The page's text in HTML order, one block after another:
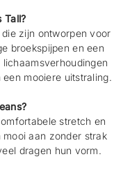
Tall?
zijn ontworpen voor
broekspijpen en een
mooiere uitstraling.
stretch en
aan zonder strak
dragen hun vorm.